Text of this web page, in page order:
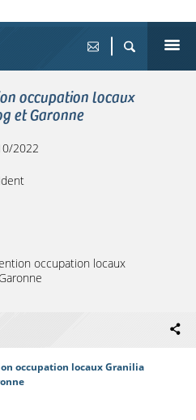
occupation locaux
et Garonne
2022
occupation locaux
occupation locaux Granilia